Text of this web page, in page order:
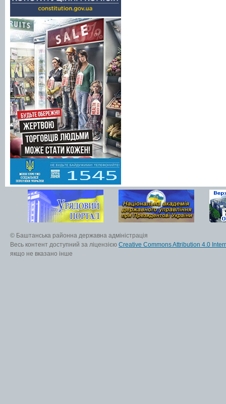
© Баштанська районна державна адміністрація
Весь контент доступний за ліцензією Creative Commons Attribution 4.0
якщо не вказано інше